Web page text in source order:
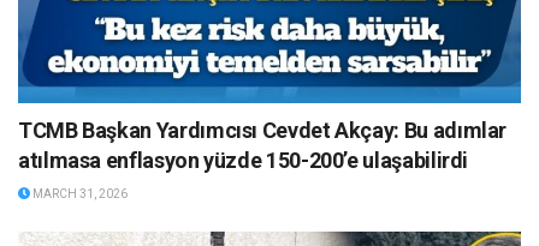
TCMB Başkan Yardımcısı Cevdet Akçay: Bu adımlar
atılmasa enflasyon yüzde 150-200’e ulaşabilirdi
MARCH 31, 2026